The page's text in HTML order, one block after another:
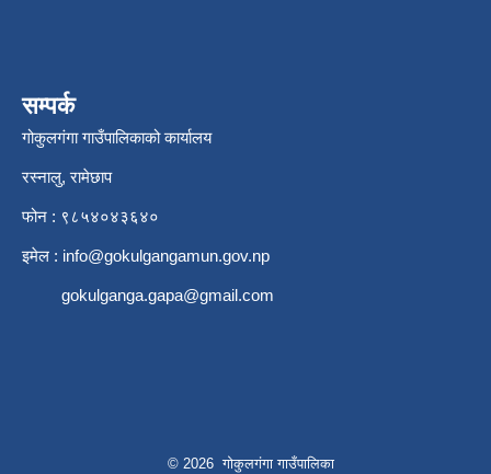
सम्पर्क
गोकुलगंगा गाउँपालिकाको कार्यालय
रस्नालु, रामेछाप
फोन : ९८५४०४३६४०
इमेल : info@gokulgangamun.gov.np
gokulganga.gapa@gmail.com
© 2026 गोकुलगंगा गाउँपालिका